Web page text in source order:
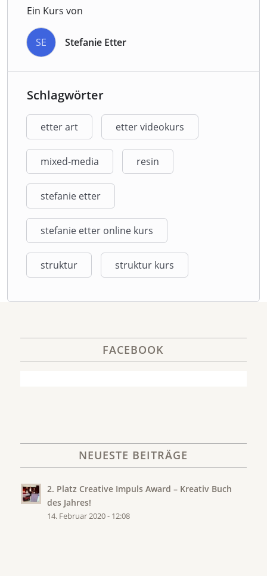
Ein Kurs von
SE Stefanie Etter
Schlagwörter
etter art etter videokurs
mixed-media resin
stefanie etter
stefanie etter online kurs
struktur struktur kurs
FACEBOOK
NEUESTE BEITRÄGE
2. Platz Creative Impuls Award – Kreativ Buch
des Jahres!
14. Februar 2020 - 12:08